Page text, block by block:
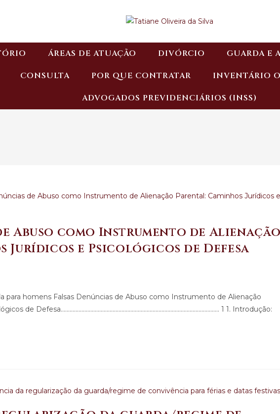
ÁREAS DE ATUAÇÃO DIVÓRCIO GUARDA E
CONSULTA POR QUE CONTRATAR INVENTÁRIO
ADVOGADOS PREVIDENCIÁRIOS (INSS)
Abuso como Instrumento de
Jurídicos e Psicológicos de Defesa
para homens Falsas Denúncias de Abuso como Instrumento de Alienação
Defesa........................................................................................................... 1 1. Introdução: